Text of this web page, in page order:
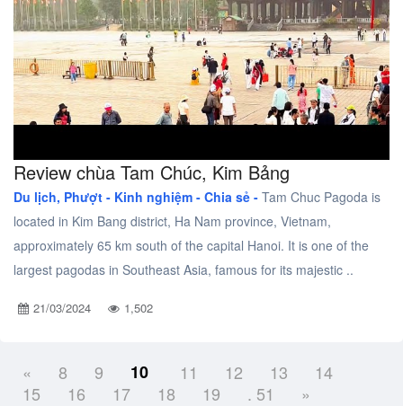
Review chùa Tam Chúc, Kim Bảng
Du lịch, Phượt - Kinh nghiệm - Chia sẻ - Tam Chuc Pagoda is
located in Kim Bang district, Ha Nam province, Vietnam,
approximately 65 km south of the capital Hanoi. It is one of the
largest pagodas in Southeast Asia, famous for its majestic ..
21/03/2024 1,502
« 8 9 10 11 12 13
14
15
16 17 18 19 . 51 »